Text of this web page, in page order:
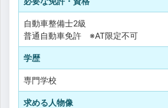
自動車整備士2級
普通自動車免許 ※AT限定不可
学歴
専門学校
求める人物像